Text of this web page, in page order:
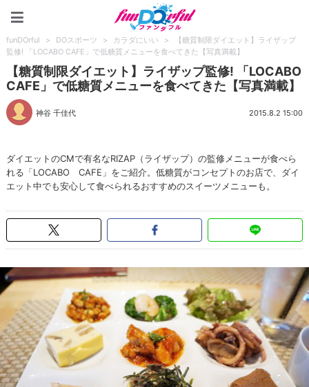
funDOrful > DOスポーツ > カラダにいい >
【糖質制限ダイエット】ライザップ
監修! 「LOCABO CAFE」で低糖質メニューを食べてきた【写真満載】
【糖質制限ダイエット】ライザップ監修! 「LOCABO
CAFE」で低糖質メニューを食べてきた【写真満載】
神谷 千佳代 2015.8.2 15:00
ダイエットのCMで有名なRIZAP（ライザップ）の監修メニューが食べら
れる「LOCABO CAFE」をご紹介。低糖質がコンセプトのお店で、ダイ
エット中でも安心して食べられるおすすめのスイーツメニューも。